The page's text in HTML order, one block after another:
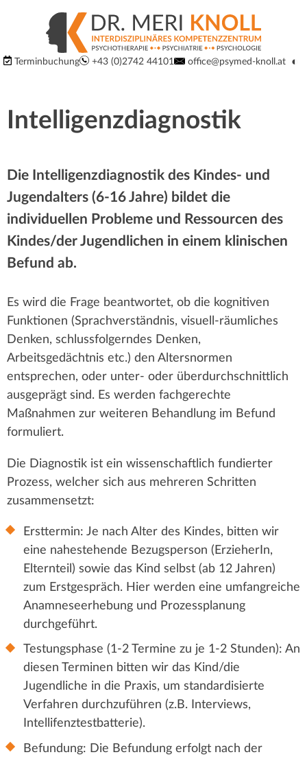
p
u
n
g
m
r
k
e
n
r
n
e
d
e
k
z
u
Logo
Interdisziplinäres
Kompetenzzentrum
Psychiatrie,
Psychotherapie
und
Psychologie
in
3100
Pölten
–
Dr.
med.
univ.
Meri
Knoll
Terminbuchung +43 (0)2742 44101 office@psymed-knoll.at ◐
Intelligenzdiagnostik
Die Intelligenzdiagnostik des Kindes- und
Jugendalters (6-16 Jahre) bildet die
individuellen Probleme und Ressourcen des
Kindes/der Jugendlichen in einem klinischen
Befund ab.
Es wird die Frage beantwortet, ob die kognitiven
Funktionen (Sprachverständnis, visuell-räumliches
Denken, schlussfolgerndes Denken,
Arbeitsgedächtnis etc.) den Altersnormen
entsprechen, oder unter- oder überdurchschnittlich
ausgeprägt sind. Es werden fachgerechte
Maßnahmen zur weiteren Behandlung im Befund
formuliert.
Die Diagnostik ist ein wissenschaftlich fundierter
Prozess, welcher sich aus mehreren Schritten
zusammensetzt:
Ersttermin: Je nach Alter des Kindes, bitten wir
eine nahestehende Bezugsperson (ErzieherIn,
Elternteil) sowie das Kind selbst (ab 12 Jahren)
zum Erstgespräch. Hier werden eine umfangreiche
Anamneseerhebung und Prozessplanung
durchgeführt.
Testungsphase (1-2 Termine zu je 1-2 Stunden): An
diesen Terminen bitten wir das Kind/die
Jugendliche in die Praxis, um standardisierte
Verfahren durchzuführen (z.B. Interviews,
Intellifenztestbatterie).
Befundung: Die Befundung erfolgt nach der